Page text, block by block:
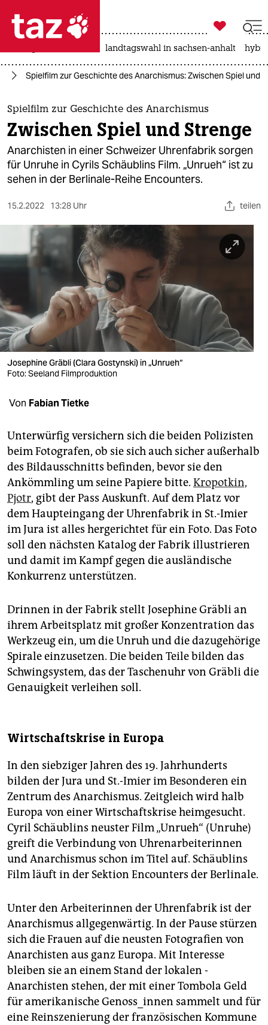
 taz zahl ich
taz zahl ich
themen
politik
öko
sport
berlin
nord
wahrheit
verlag
verlag
veranstaltungen
fragen & hilfe
unterstützen
abo
genossenschaft
epaper login

taz zahl ich
landtagswahl in sachsen-anhalt
Spielfilm zur Geschichte des Anarchismus: Zwischen Spiel und
Spielfilm zur Geschichte des Anarchismus
Zwischen Spiel und Strenge
Anarchisten in einer Schweizer Uhrenfabrik sorgen
für Unruhe in Cyrils Schäublins Film. „Unrueh“ ist zu
sehen in der Berlinale-Reihe Encounters.
15.2.2022 13:28 Uhr teilen
Josephine Gräbli (Clara Gostynski) in „Unrueh“
Foto: Seeland Filmproduktion
Von Fabian Tietke
Unterwürfig versichern sich die beiden Polizisten
beim Fotografen, ob sie sich auch sicher außerhalb
des Bildausschnitts befinden, bevor sie den
Ankömmling um seine Papiere bitte. Kropotkin,
Pjotr, gibt der Pass Auskunft. Auf dem Platz vor
dem Haupteingang der Uhrenfabrik in St.-Imier
im Jura ist alles hergerichtet für ein Foto. Das Foto
soll den nächsten Katalog der Fabrik illustrieren
und damit im Kampf ­gegen die ausländische
Konkurrenz unterstützen.
Drinnen in der Fabrik stellt Josephine Gräbli an
ihrem Arbeitsplatz mit großer Konzentration das
Werkzeug ein, um die Unruh und die dazugehörige
Spirale einzusetzen. Die beiden Teile bilden das
Schwingsystem, das der Taschenuhr von Gräbli die
Genauigkeit verleihen soll.
Wirtschaftskrise in Europa
In den siebziger Jahren des 19. Jahrhunderts
bilden der Jura und St.-Imier im Besonderen ein
Zentrum des Anarchismus. Zeitgleich wird halb
Europa von einer Wirtschaftskrise heimgesucht.
Cyril Schäublins neuster Film „Unrueh“ (Unruhe)
greift die Verbindung von Uhrenarbeiterinnen
und Anarchismus schon im Titel auf. Schäublins
Film läuft in der Sektion Encounters der Berlinale.
Unter den Arbeiterinnen der Uhrenfabrik ist der
Anarchismus allgegenwärtig. In der Pause stürzen
sich die Frauen auf die neusten ­Fotografien von
Anarchisten aus ganz Europa. Mit Interesse
bleiben sie an einem Stand der lokalen ­
Anarchisten stehen, der mit einer Tombola Geld
für amerikanische Genoss_innen sammelt und für
eine Re­inszenierung der französischen Kommune